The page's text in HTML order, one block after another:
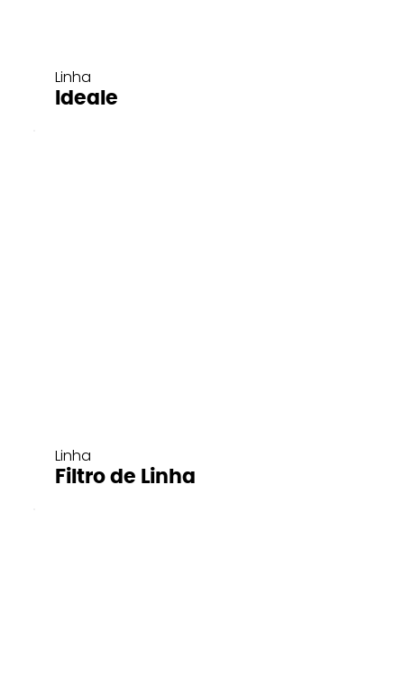
Linha
Ideale
Linha
Filtro de Linha